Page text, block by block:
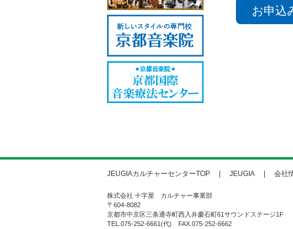
お申込
JEUGIAカルチャーセンターTOP JEUGIA 会社
株式会社 十字屋 カルチャー事業部
〒604-8082
京都市中京区三条通寺町西入弁慶石町61サウンドステージ1F
TEL.075-252-6661(代) FAX.075-252-6662